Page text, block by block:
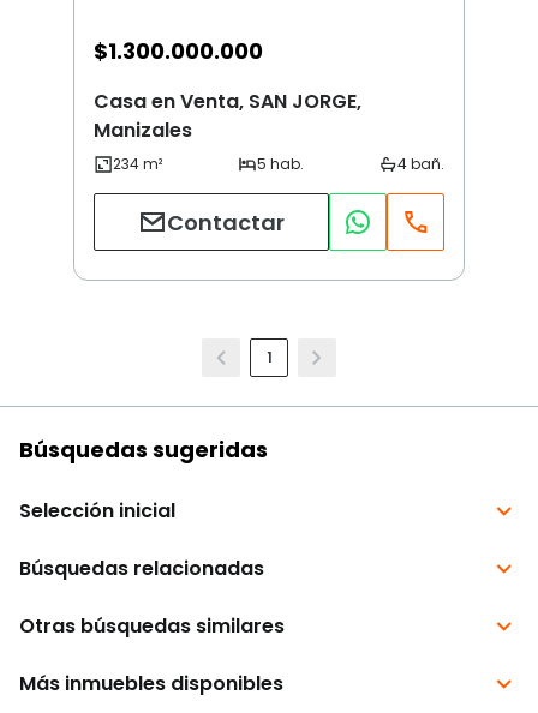
$1.300.000.000
Casa en Venta, SAN JORGE,
Manizales
Contactar
1